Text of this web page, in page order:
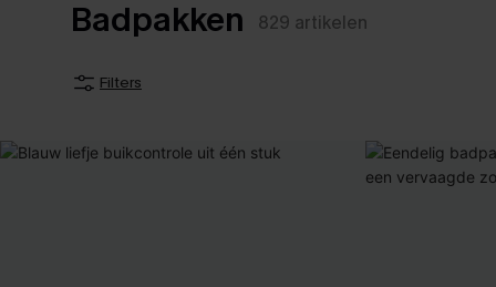
Badpakken 829 artikelen
Filters